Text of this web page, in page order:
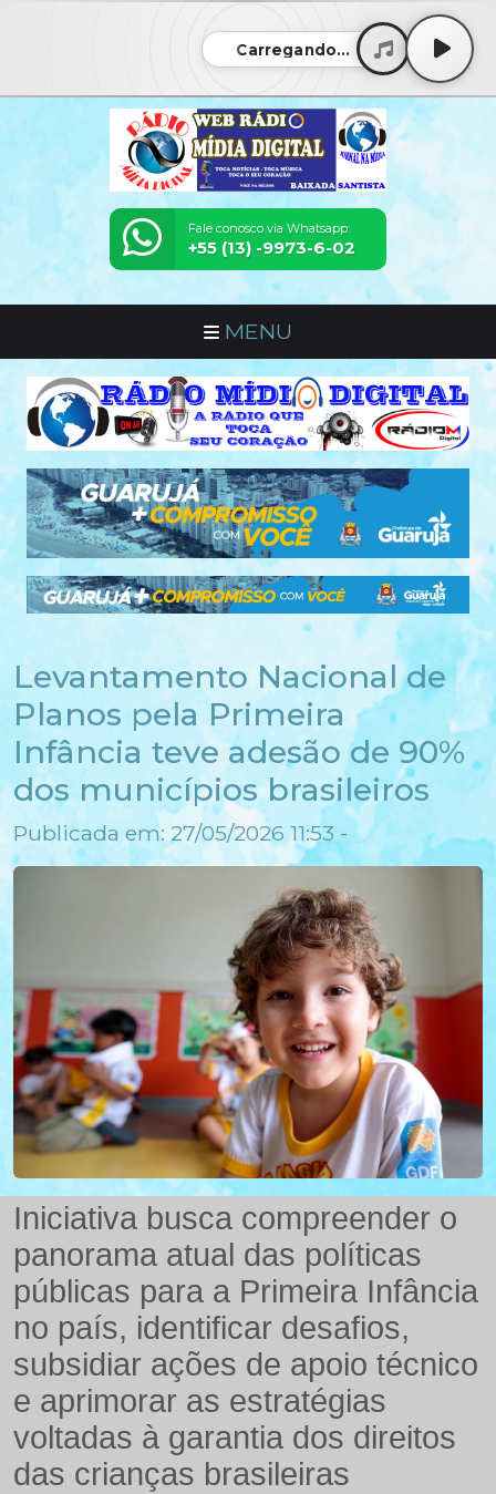
Carregando...
Fale conosco via Whatsapp:
+55 (13) -9973-6-02
MENU
Levantamento Nacional de
Planos pela Primeira
Infância teve adesão de 90%
dos municípios brasileiros
Publicada em: 27/05/2026 11:53 -
Iniciativa busca compreender o
panorama atual das políticas
públicas para a Primeira Infância
no país, identificar desafios,
subsidiar ações de apoio técnico
e aprimorar as estratégias
voltadas à garantia dos direitos
das crianças brasileiras